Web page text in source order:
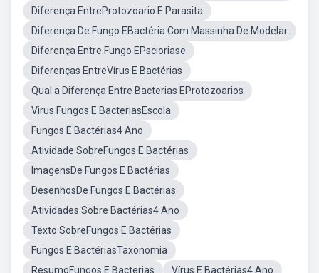
Diferença EntreProtozoario E Parasita
Diferença De Fungo EBactéria Com Massinha De Modelar
Diferença Entre Fungo EPscioriase
Diferenças EntreVírus E Bactérias
Qual a Diferença Entre Bacterias EProtozoarios
Virus Fungos E BacteriasEscola
Fungos E Bactérias4 Ano
Atividade SobreFungos E Bactérias
ImagensDe Fungos E Bactérias
DesenhosDe Fungos E Bactérias
Atividades Sobre Bactérias4 Ano
Texto SobreFungos E Bactérias
Fungos E BactériasTaxonomia
ResumoFungos E Bacterias
Vírus E Bactérias4 Ano